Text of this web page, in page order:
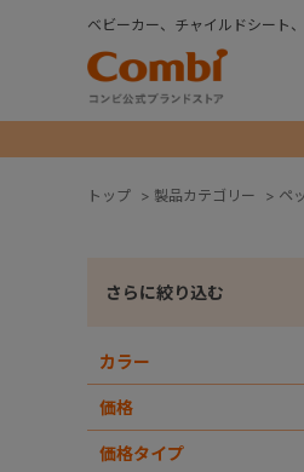
ベビーカー、チャイルドシート
トップ > 製品カテゴリー > ペ
さらに絞り込む
カラー
価格
価格タイプ